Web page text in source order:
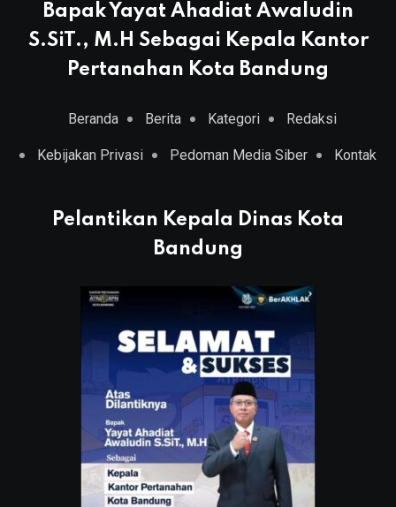
Bapak Yayat Ahadiat Awaludin
S.SiT., M.H Sebagai Kepala Kantor
Pertanahan Kota Bandung
Beranda Berita Kategori Redaksi
Kebijakan Privasi Pedoman Media Siber Kontak
Pelantikan Kepala Dinas Kota
Bandung